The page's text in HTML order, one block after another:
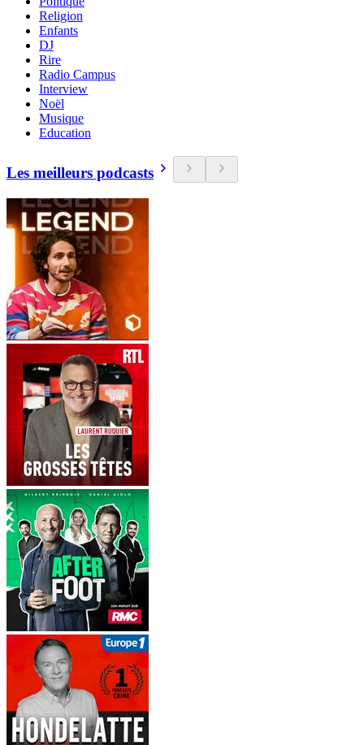
Religion
Enfants
DJ
Rire
Radio Campus
Interview
Noël
Musique
Education
Les meilleurs podcasts